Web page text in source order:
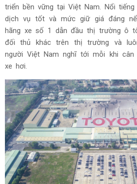
triển bền vững tại Việt Nam. Nổi
dịch vụ tốt và mức giữ giá đáng
hãng xe số 1 dẫn đầu thị trường ô
đối thủ khác trên thị trường và
người Việt Nam nghĩ tới mỗi khi cân
xe hơi.